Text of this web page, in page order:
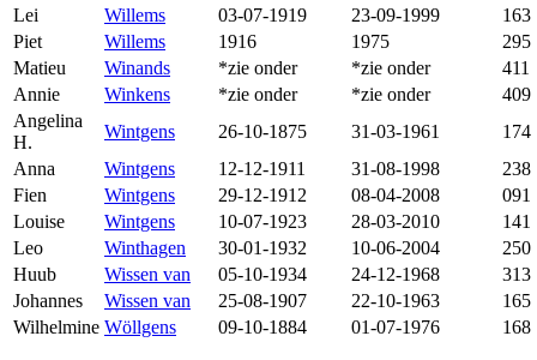
Lei
Willems 03-07-1919 23-09-1999
163
Piet
Willems 1916 1975
295
Matieu
Winands *zie onder *zie onder
411
Annie
Winkens *zie onder *zie onder
409
Angelina
H.
Wintgens 26-10-1875 31-03-1961
174
Anna
Wintgens 12-12-1911 31-08-1998
238
Fien
Wintgens 29-12-1912 08-04-2008
091
Louise
Wintgens 10-07-1923 28-03-2010
141
Leo
Winthagen 30-01-1932 10-06-2004
250
Huub
Wissen van 05-10-1934 24-12-1968
313
Johannes
Wissen van 25-08-1907 22-10-1963
165
Wilhelmine Wöllgens 09-10-1884 01-07-1976 168